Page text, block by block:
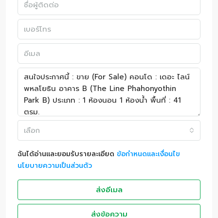
เลือก
ฉันได้อ่านและยอมรับรายละเอียด ข้อกำหนดและเงื่อนไข
นโยบายความเป็นส่วนตัว
ส่งอีเมล
ส่งข้อความ